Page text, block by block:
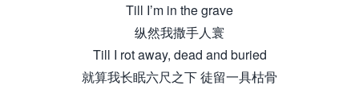
Till I’m in the grave
纵然我撒手人寰
Till I rot away, dead and buried
就算我长眠六尺之下 徒留一具枯骨